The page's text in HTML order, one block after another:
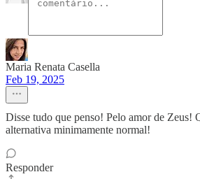
Maria Renata Casella
Feb 19, 2025
Disse tudo que penso! Pelo amor de Zeus!
alternativa minimamente normal!
Responder